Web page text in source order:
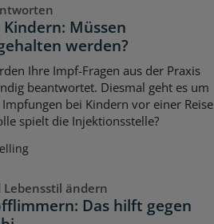
Müssen
werden?
Ihre Impf-Fragen aus der Praxis
beantwortet. Diesmal geht es um
bei Kindern vor einer Reise
spielt die Injektionsstelle?
ändern
Das hilft gegen